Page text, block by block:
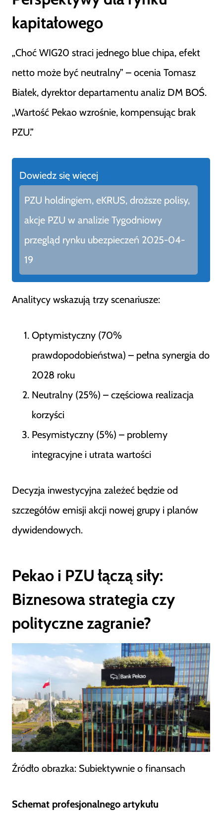
kapitałowego
„Choć WIG20 straci jednego blue chipa, efekt
netto może być neutralny” – ocenia Tomasz
Białek, dyrektor departamentu analiz DM BOŚ.
„Wartość Pekao wzrośnie, kompensując brak
PZU.”
Dowiedz się więcej
PZU holdingiem, eKRUS, droższe polisy,
akcje PZU w analizie Tygodniowy
przegląd rynku ubezpieczeń 2025-04-
19
Analitycy wskazują trzy scenariusze:
Optymistyczny (70%
prawdopodobieństwa) – pełna synergia do
2028 roku
Neutralny (25%) – częściowa realizacja
korzyści
Pesymistyczny (5%) – problemy
integracyjne i utrata wartości
Decyzja inwestycyjna zależeć będzie od
szczegółów emisji akcji nowej grupy i planów
dywidendowych.
Pekao i PZU łączą siły:
Biznesowa strategia czy
polityczne zagranie?
Źródło obrazka: Subiektywnie o finansach
Schemat profesjonalnego artykułu